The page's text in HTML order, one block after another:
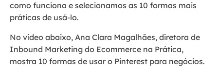
como funciona e selecionamos as 10 formas mais
práticas de usá-lo.
No vídeo abaixo, Ana Clara Magalhães, diretora de
Inbound Marketing do Ecommerce na Prática,
mostra 10 formas de usar o Pinterest para negócios.